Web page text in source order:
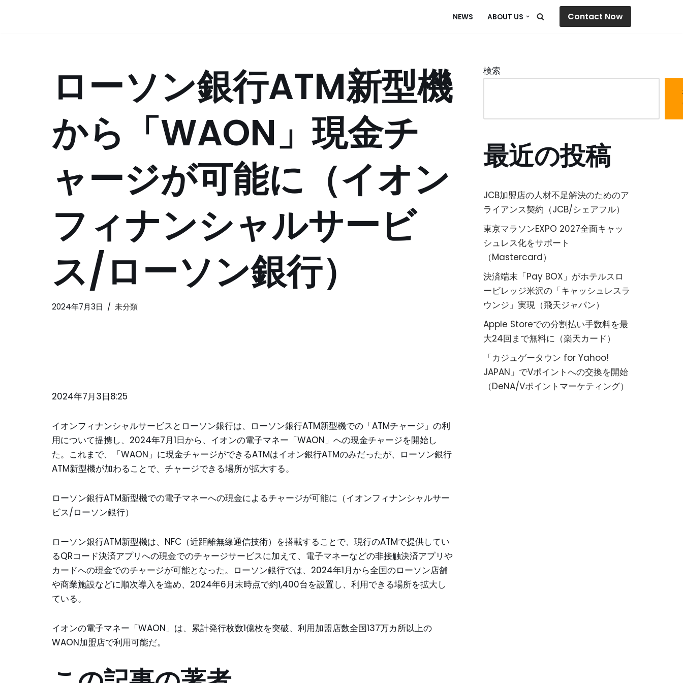
NEWS ABOUT US Contact Now
ローソン銀行ATM新型機
から「WAON」現金チ
ャージが可能に（イオン
フィナンシャルサービ
ス/ローソン銀行）
2024年7月3日 未分類
2024年7月3日8:25
イオンフィナンシャルサービスとローソン銀行は、ローソン銀行ATM新型機での「ATMチャージ」の利
用について提携し、2024年7月1日から、イオンの電子マネー「WAON」への現金チャージを開始し
た。これまで、「WAON」に現金チャージができるATMはイオン銀行ATMのみだったが、ローソン銀行
ATM新型機が加わることで、チャージできる場所が拡大する。
ローソン銀行ATM新型機での電子マネーへの現金によるチャージが可能に（イオンフィナンシャルサー
ビス/ローソン銀行）
ローソン銀行ATM新型機は、NFC（近距離無線通信技術）を搭載することで、現行のATMで提供してい
るQRコード決済アプリへの現金でのチャージサービスに加えて、電子マネーなどの非接触決済アプリや
カードへの現金でのチャージが可能となった。ローソン銀行では、2024年1月から全国のローソン店舗
や商業施設などに順次導入を進め、2024年6月末時点で約1,400台を設置し、利用できる場所を拡大し
ている。
イオンの電子マネー「WAON」は、累計発行枚数1億枚を突破、利用加盟店数全国137万カ所以上の
WAON加盟店で利用可能だ。
検索
最近の投稿
JCB加盟店の人材不足解決のためのア
ライアンス契約（JCB/シェアフル）
東京マラソンEXPO 2027全面キャッ
シュレス化をサポート
（Mastercard）
決済端末「Pay BOX」がホテルスロ
ービレッジ米沢の「キャッシュレスラ
ウンジ」実現（飛天ジャパン）
Apple Storeでの分割払い手数料を最
大24回まで無料に（楽天カード）
「カジュゲータウン for Yahoo!
JAPAN」でVポイントへの交換を開始
（DeNA/Vポイントマーケティング）